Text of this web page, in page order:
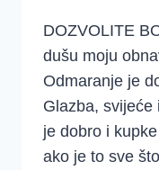
DOZVOLITE
dušu moju
Odmaranje je
Glazba, svijeće
je dobro i
ako je to sve